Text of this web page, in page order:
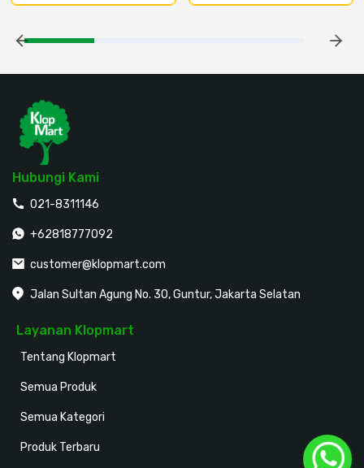
Hubungi Kami
021-8311146
+62818777092
customer@klopmart.com
Jalan Sultan Agung No. 30, Guntur, Jakarta Selatan
Layanan Klopmart
Tentang Klopmart
Semua Produk
Semua Kategori
Produk Terbaru